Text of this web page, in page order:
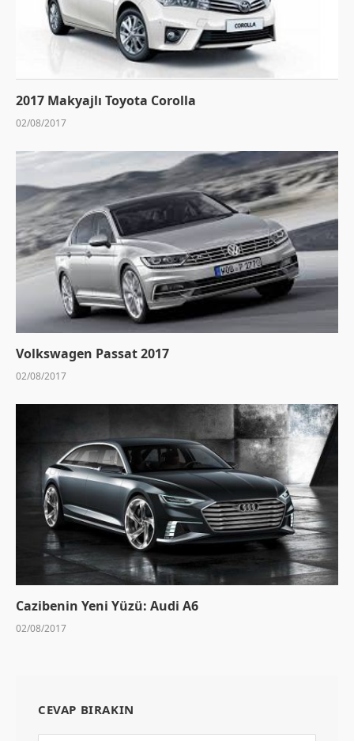
2017 Makyajlı Toyota Corolla
02/08/2017
Volkswagen Passat 2017
02/08/2017
Cazibenin Yeni Yüzü: Audi A6
02/08/2017
CEVAP BIRAKIN